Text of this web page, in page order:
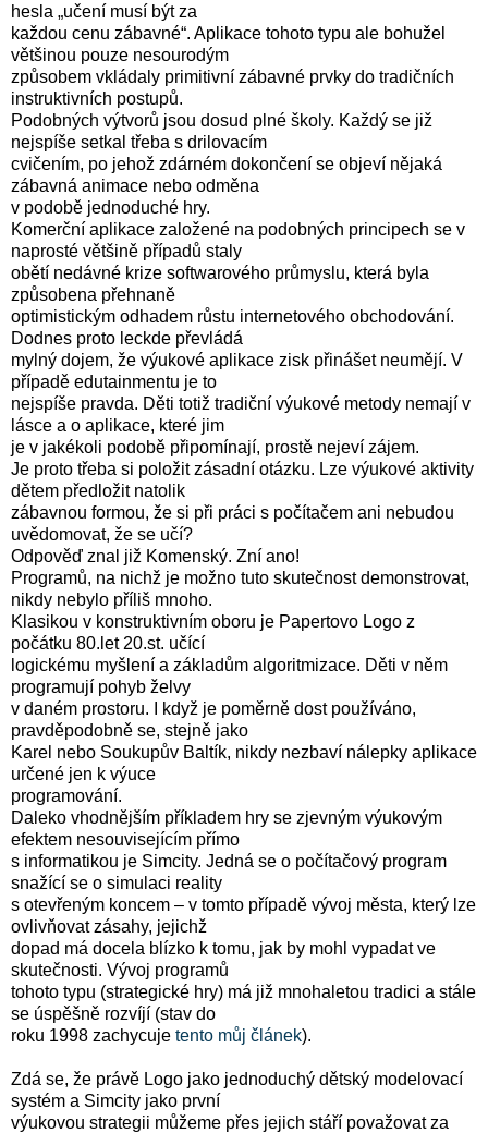
hesla „učení musí být za
každou cenu zábavné“. Aplikace tohoto typu ale bohužel
většinou pouze nesourodým
způsobem vkládaly primitivní zábavné prvky do tradičních
instruktivních postupů.
Podobných výtvorů jsou dosud plné školy. Každý se již
nejspíše setkal třeba s drilovacím
cvičením, po jehož zdárném dokončení se objeví nějaká
zábavná animace nebo odměna
v podobě jednoduché hry.
Komerční aplikace založené na podobných principech se v
naprosté většině případů staly
obětí nedávné krize softwarového průmyslu, která byla
způsobena přehnaně
optimistickým odhadem růstu internetového obchodování.
Dodnes proto leckde převládá
mylný dojem, že výukové aplikace zisk přinášet neumějí. V
případě edutainmentu je to
nejspíše pravda. Děti totiž tradiční výukové metody nemají v
lásce a o aplikace, které jim
je v jakékoli podobě připomínají, prostě nejeví zájem.
Je proto třeba si položit zásadní otázku. Lze výukové aktivity
dětem předložit natolik
zábavnou formou, že si při práci s počítačem ani nebudou
uvědomovat, že se učí?
Odpověď znal již Komenský. Zní ano!
Programů, na nichž je možno tuto skutečnost demonstrovat,
nikdy nebylo příliš mnoho.
Klasikou v konstruktivním oboru je Papertovo Logo z
počátku 80.let 20.st. učící
logickému myšlení a základům algoritmizace. Děti v něm
programují pohyb želvy
v daném prostoru. I když je poměrně dost používáno,
pravděpodobně se, stejně jako
Karel nebo Soukupův Baltík, nikdy nezbaví nálepky aplikace
určené jen k výuce
programování.
Daleko vhodnějším příkladem hry se zjevným výukovým
efektem nesouvisejícím přímo
s informatikou je Simcity. Jedná se o počítačový program
snažící se o simulaci reality
s otevřeným koncem – v tomto případě vývoj města, který lze
ovlivňovat zásahy, jejichž
dopad má docela blízko k tomu, jak by mohl vypadat ve
skutečnosti. Vývoj programů
tohoto typu (strategické hry) má již mnohaletou tradici a stále
se úspěšně rozvíjí (stav do
roku 1998 zachycuje tento můj článek).
Zdá se, že právě Logo jako jednoduchý dětský modelovací
systém a Simcity jako první
výukovou strategii můžeme přes jejich stáří považovat za